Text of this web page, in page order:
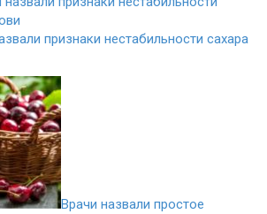
признаки нестабильности сахара
Врачи назвали простое